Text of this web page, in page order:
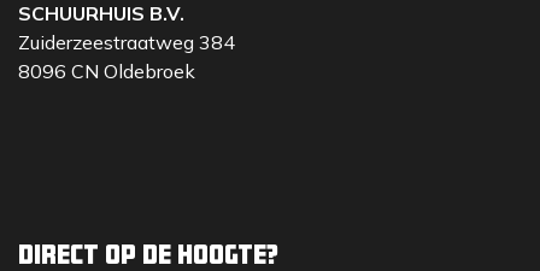
Direct op de hoogte?
SCHUURHUIS B.V.
Zuiderzeestraatweg 384
8096 CN Oldebroek